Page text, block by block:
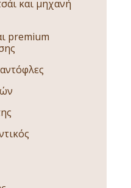
και μηχανή
premium